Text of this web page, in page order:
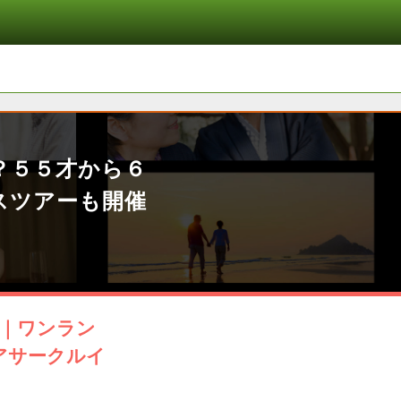
５５才から６
ツアーも開催
ワンラン
サークルイ